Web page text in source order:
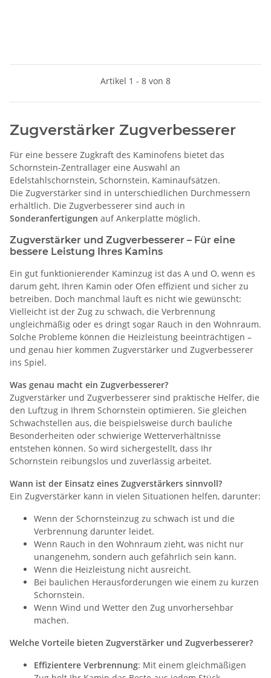
Artikel 1 - 8 von 8
Zugverstärker Zugverbesserer
Für eine bessere Zugkraft des Kaminofens bietet das
Schornstein-Zentrallager eine Auswahl an
Edelstahlschornstein, Schornstein, Kaminaufsätzen.
Die Zugverstärker sind in unterschiedlichen Durchmessern
erhältlich. Die Zugverbesserer sind auch in
Sonderanfertigungen auf Ankerplatte möglich.
Zugverstärker und Zugverbesserer – Für eine
bessere Leistung Ihres Kamins
Ein gut funktionierender Kaminzug ist das A und O, wenn es
darum geht, Ihren Kamin oder Ofen effizient und sicher zu
betreiben. Doch manchmal läuft es nicht wie gewünscht:
Vielleicht ist der Zug zu schwach, die Verbrennung
ungleichmäßig oder es dringt sogar Rauch in den Wohnraum.
Solche Probleme können die Heizleistung beeinträchtigen –
und genau hier kommen Zugverstärker und Zugverbesserer
ins Spiel.
Was genau macht ein Zugverbesserer?
Zugverstärker und Zugverbesserer sind praktische Helfer, die
den Luftzug in Ihrem Schornstein optimieren. Sie gleichen
Schwachstellen aus, die beispielsweise durch bauliche
Besonderheiten oder schwierige Wetterverhältnisse
entstehen können. So wird sichergestellt, dass Ihr
Schornstein reibungslos und zuverlässig arbeitet.
Wann ist der Einsatz eines Zugverstärkers sinnvoll?
Ein Zugverstärker kann in vielen Situationen helfen, darunter:
Wenn der Schornsteinzug zu schwach ist und die
Verbrennung darunter leidet.
Wenn Rauch in den Wohnraum zieht, was nicht nur
unangenehm, sondern auch gefährlich sein kann.
Wenn die Heizleistung nicht ausreicht.
Bei baulichen Herausforderungen wie einem zu kurzen
Schornstein.
Wenn Wind und Wetter den Zug unvorhersehbar
machen.
Welche Vorteile bieten Zugverstärker und Zugverbesserer?
Effizientere Verbrennung: Mit einem gleichmäßigen